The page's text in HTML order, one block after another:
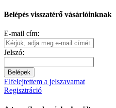
Belépés visszatérő vásárlóinknak
E-mail cím:
Jelszó:
Belépek
Elfelejtettem a jelszavamat
Regisztráció